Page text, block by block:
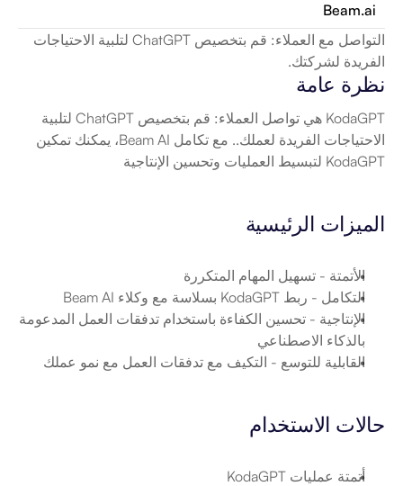
Beam.ai
الفريدة لشركتك.
نظرة عامة
KodaGPT لتبسيط العمليات وتحسين الإنتاجية
الميزات الرئيسية
الأتمتة - تسهيل المهام المتكررة
التكامل - ربط KodaGPT بسلاسة مع وكلاء Beam AI
الإنتاجية
بالذكاء الاصطناعي
القابلية للتوسع - التكيف مع تدفقات العمل مع نمو عملك
حالات الاستخدام
أتمتة عمليات KodaGPT